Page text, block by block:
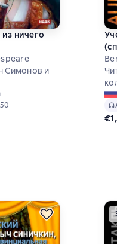
ничего
Симонов и
рейтинг 4,6 на основе 50
50